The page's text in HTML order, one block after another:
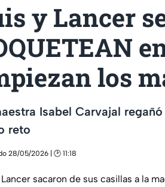
y Lancer
los
Isabel Carvajal
reto
28/05/2026 | 🕑 11:18
Lancer sacaron de sus casillas a la